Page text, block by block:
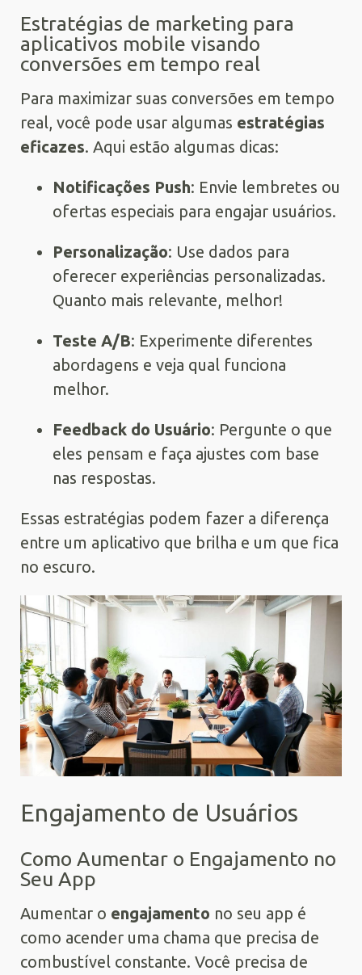
Estratégias de marketing para
aplicativos mobile visando
conversões em tempo real
Para maximizar suas conversões em tempo
real, você pode usar algumas estratégias
eficazes. Aqui estão algumas dicas:
Notificações Push: Envie lembretes ou
ofertas especiais para engajar usuários.
Personalização: Use dados para
oferecer experiências personalizadas.
Quanto mais relevante, melhor!
Teste A/B: Experimente diferentes
abordagens e veja qual funciona
melhor.
Feedback do Usuário: Pergunte o que
eles pensam e faça ajustes com base
nas respostas.
Essas estratégias podem fazer a diferença
entre um aplicativo que brilha e um que fica
no escuro.
Engajamento de Usuários
Como Aumentar o Engajamento no
Seu App
Aumentar o engajamento no seu app é
como acender uma chama que precisa de
combustível constante. Você precisa de